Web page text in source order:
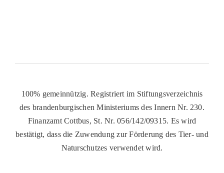
100% gemeinnützig. Registriert im Stiftungsverzeichnis
des brandenburgischen Ministeriums des Innern Nr. 230.
Finanzamt Cottbus, St. Nr. 056/142/09315. Es wird
bestätigt, dass die Zuwendung zur Förderung des Tier- und
Naturschutzes verwendet wird.